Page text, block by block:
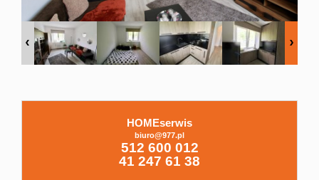
Dzialki
Lokale
Leaflet
HOMEserwis
biuro@977.pl
512 600 012
41 247 61 38